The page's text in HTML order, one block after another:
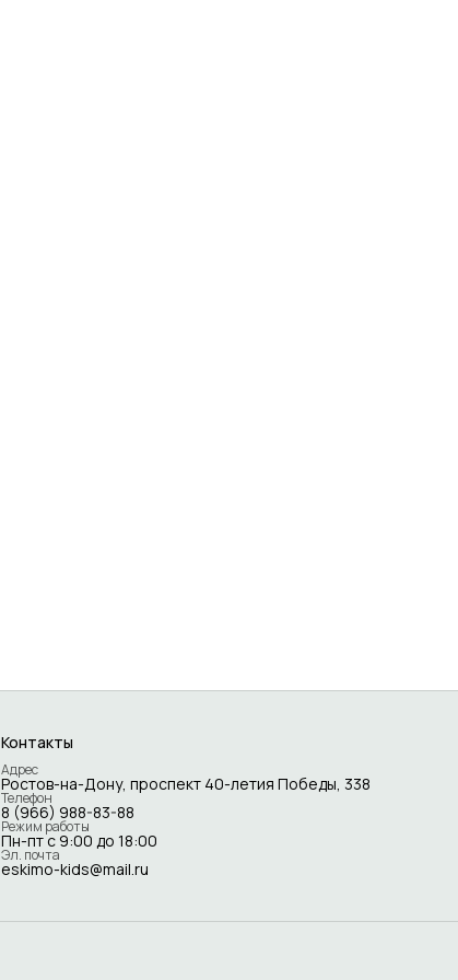
Контакты
Адрес
Ростов-на-Дону, проспект 40-летия Победы, 338
Телефон
8 (966) 988-83-88
Режим работы
Пн-пт с 9:00 до 18:00
Эл. почта
eskimo-kids@mail.ru